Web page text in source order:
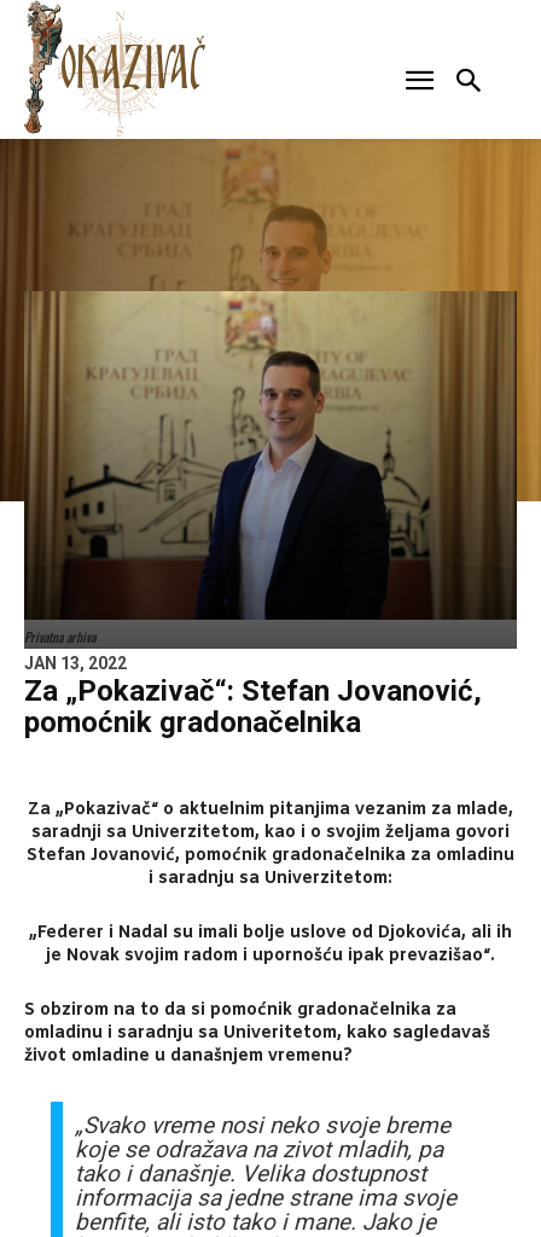
Privatna arhiva
JAN 13, 2022
Za „Pokazivač“: Stefan Jovanović,
pomoćnik gradonačelnika
Za „Pokazivač“ o aktuelnim pitanjima vezanim za mlade,
saradnji sa Univerzitetom, kao i o svojim željama govori
Stefan Jovanović, pomoćnik gradonačelnika za omladinu
i saradnju sa Univerzitetom:
„Federer i Nadal su imali bolje uslove od Djokovića, ali ih
je Novak svojim radom i upornošću ipak prevazišao“.
S obzirom na to da si pomoćnik gradonačelnika za
omladinu i saradnju sa Univeritetom, kako sagledavaš
život omladine u današnjem vremenu?
„Svako vreme nosi neko svoje breme
koje se odražava na zivot mladih, pa
tako i današnje. Velika dostupnost
informacija sa jedne strane ima svoje
benfite, ali isto tako i mane. Jako je